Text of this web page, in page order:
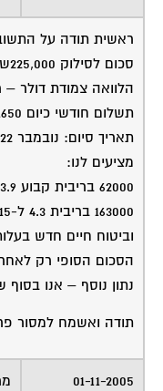
ראשית תודה על
סכום לסילוק 225,000שח
הלוואה צמודת דולר – ריבית ליבור
תשלום חודשי כיום 1650 (מתוכם 75 שח ביטוח חיים בבנק)
תאריך סיום: נובמבר 2022
מציעים לנו:
62000 בריבית קבוע 3.9 ל-14 שנה
163000 בריבית 4.3 ל-15 שנה
וביטוח חיים חדש בעלות של כ-150-200
הסכום הסופי רק
נתון נוסף – אנו בסוף
תודה ואשמח למסור
01-11-2005